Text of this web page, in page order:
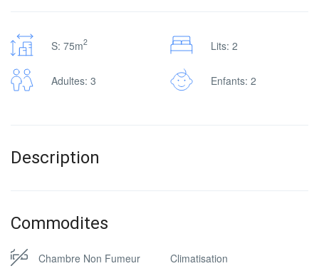
S: 75m2 Lits: 2
Adultes: 3 Enfants: 2
Description
Commodites
Chambre Non Fumeur Climatisation